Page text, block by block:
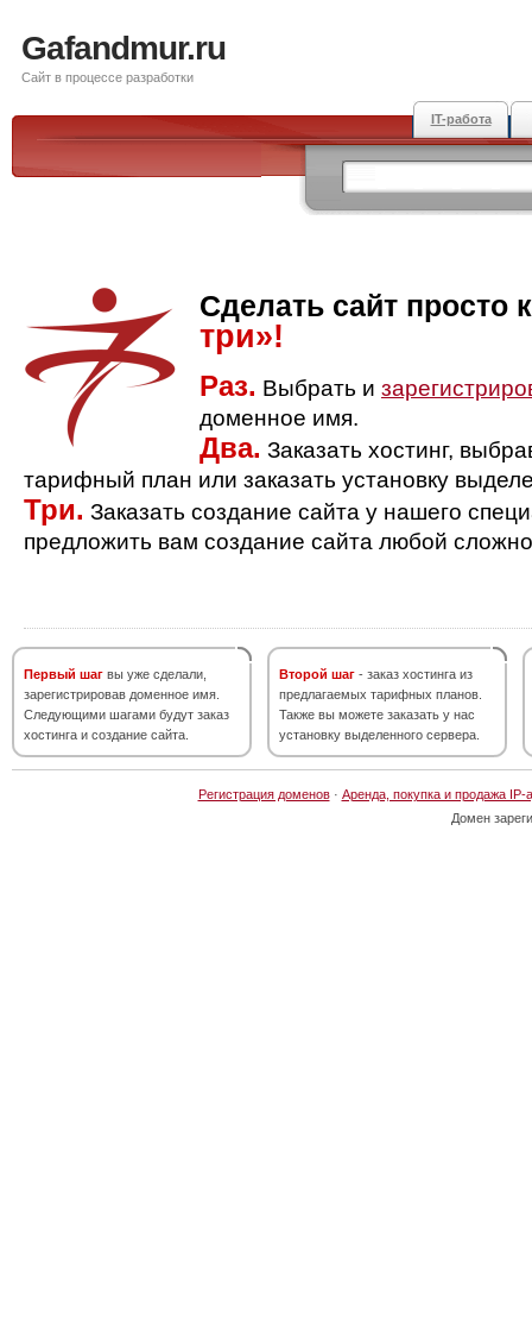
Gafandmur.ru
Сайт в процессе разработки
IT-работа
Сделать сайт просто
три»!
Раз. Выбрать и
доменное имя.
Два. Заказать хостинг,
тарифный план или заказать установку
Три. Заказать создание сайта у нашего
предложить вам создание сайта любой
Первый шаг вы уже сделали,
зарегистрировав доменное имя.
Следующими шагами будут заказ
хостинга и создание сайта.
Второй шаг - заказ хостинга из
предлагаемых тарифных планов.
Также вы можете заказать у нас
установку выделенного сервера.
Регистрация доменов· Аренда, покупка и продажа IP-
Домен